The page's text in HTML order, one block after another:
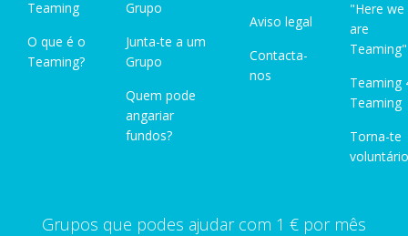
Teaming
O que é o
Teaming?
Grupo
Junta-te a um
Grupo
Quem pode
angariar
fundos?
Aviso legal
Contacta-
nos
"Here we
are
Teaming"
Teaming
Teaming
Torna-te
Grupos que podes ajudar com 1 € por mês